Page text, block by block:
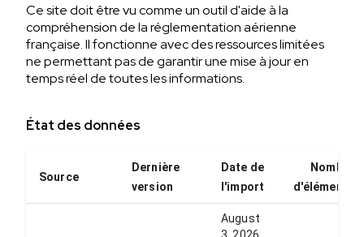
Ce site doit être vu comme un outil d'aide à la
compréhension de la réglementation aérienne
française. Il fonctionne avec des ressources limitées
ne permettant pas de garantir une mise à jour en
temps réel de toutes les informations.
État des données
Source
Dernière
version
Date de
l'import
Nombre
d'éléments
August